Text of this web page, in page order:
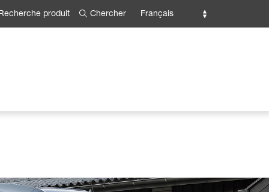
produit Chercher Français